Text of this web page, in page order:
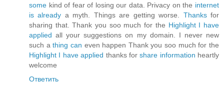
some kind of fear of losing our data. Privacy on the internet
is already a myth. Things are getting worse. Thanksfor
sharing that. Thank you soo much for the Highlight I have
applied all your suggestions on my domain. I never new
such athing can even happen Thank you soo much for the
Highlight I have applied thanks forshare information heartly
welcome
Ответить